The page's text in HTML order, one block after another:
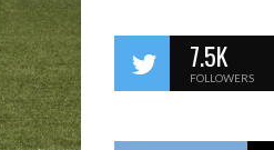
7.5K
FOLLOWERS